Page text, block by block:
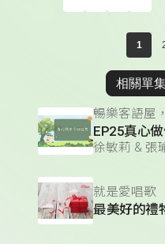
1
相關單
暢樂客語屋
EP25真心
徐敏莉 & 張
就是愛唱歌
最美好的禮